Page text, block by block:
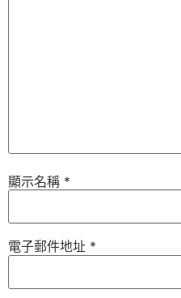
顯示名稱 *
電子郵件地址 *